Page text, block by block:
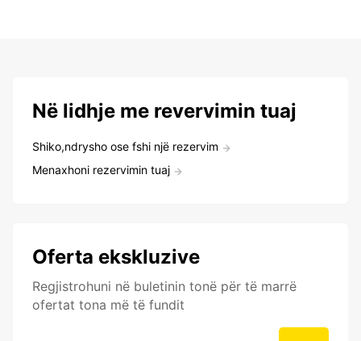
Në lidhje me revervimin tuaj
Shiko,ndrysho ose fshi një rezervim
Menaxhoni rezervimin tuaj
Oferta ekskluzive
Regjistrohuni në buletinin tonë për të marrë
ofertat tona më të fundit